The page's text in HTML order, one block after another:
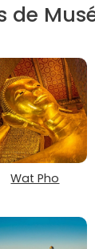
de
Wat Pho